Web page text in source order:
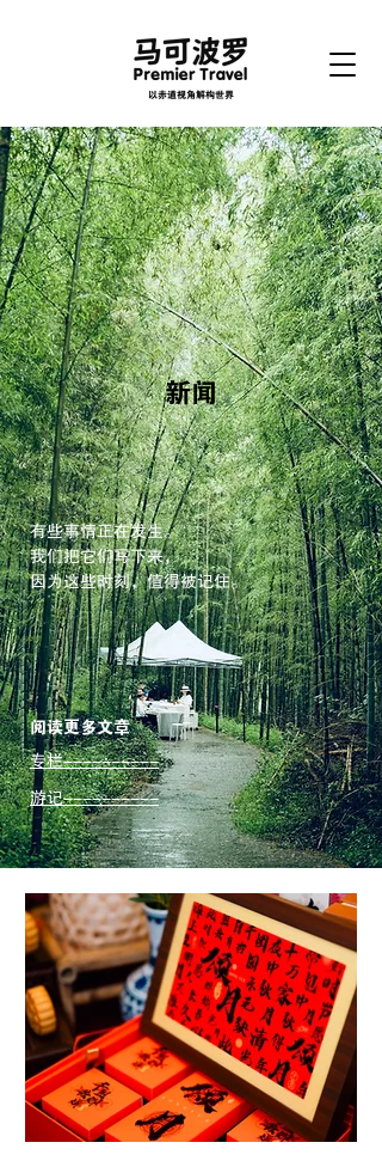
以赤道视角解构世界
新闻
有些事情正在发生。
我们把它们写下来，
因为这些时刻，值得被记住。
​阅读更多文章
专栏----------
游记----------